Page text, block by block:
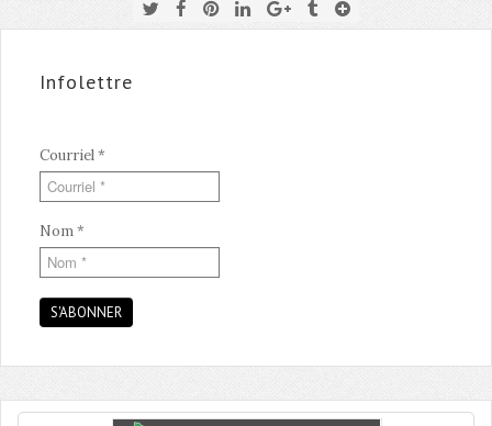
Infolettre
Courriel*
Nom*
S'ABONNER